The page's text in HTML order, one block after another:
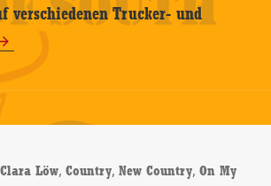
verschiedenen Trucker- und
Clara Löw,Country,New Country,On My